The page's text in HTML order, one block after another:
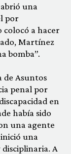
una
por
colocó a hacer
Martínez
bomba”.
de Asuntos
penal por
en
había sido
una agente
una
A